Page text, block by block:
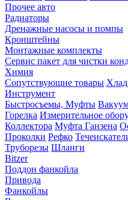
Прочее авто
Радиаторы
Дренажные насосы и помпы
Кронштейны
Монтажные комплекты
Сервис пакет для чистки
Химия
Сопутствующие товары
Инструмент
Быстросъемы, Муфты
Горелка Измерительное
Коллектора Муфта Ганзена
Проколки Рефко
Труборезы Шланги
Bitzer
Поддон фанкойла
Привода
Фанкойлы